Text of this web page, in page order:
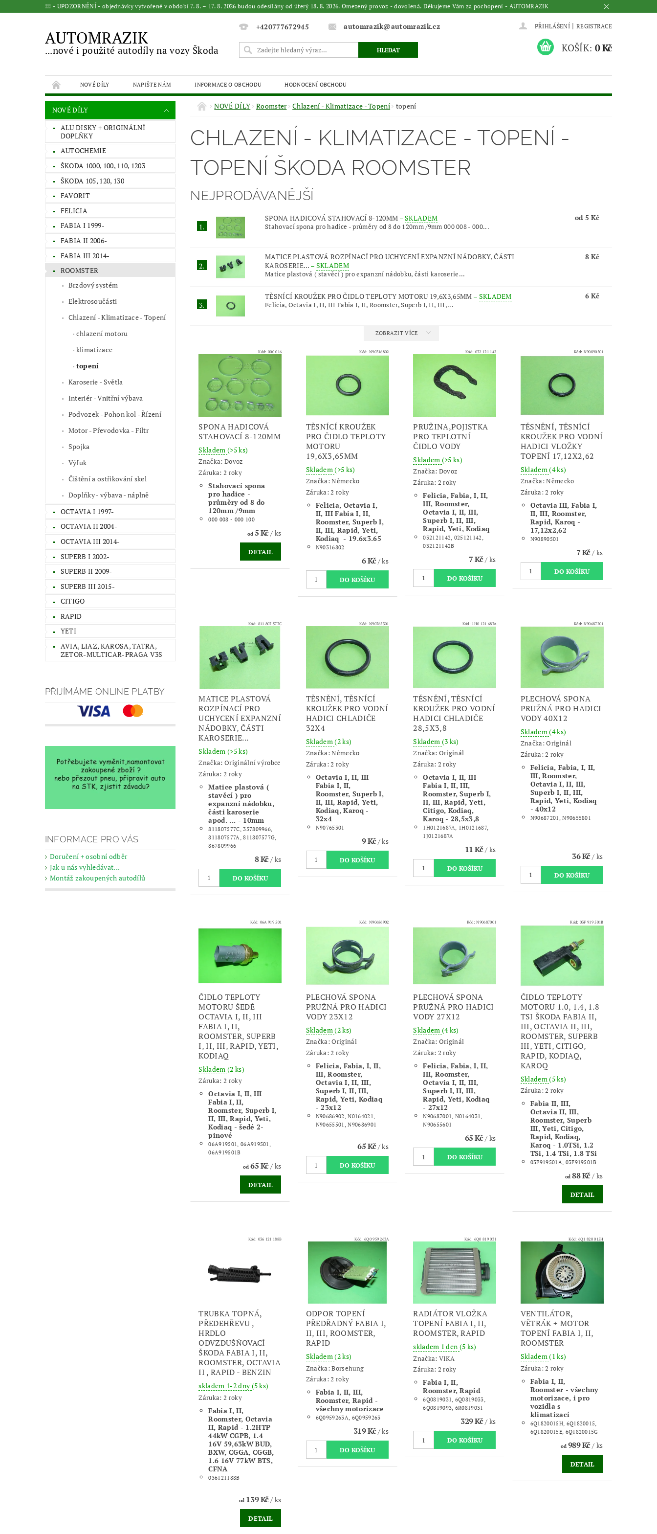
!!! - UPOZORNĚNÍ - objednávky vytvořené v období 7. 8. – 17. 8. 2026 budou odesílány od úterý 18. 8. 2026. Omezený provoz - dovolená. Děkujeme Vám za pochopení - AUTOMRAZIK
AUTOMRAZIK
...nové i použité autodíly na vozy Škoda
+420777672945 automrazik@automrazik.cz PŘIHLÁŠENÍ | REGISTRACE
KOŠÍK: 0 Kč
NOVÉ DÍLY NAPIŠTE NÁM INFORMACE O OBCHODU HODNOCENÍ OBCHODU
NOVÉ DÍLY
ALU DISKY + ORIGINÁLNÍ
DOPLŇKY
AUTOCHEMIE
ŠKODA 1000, 100, 110, 1203
ŠKODA 105, 120, 130
FAVORIT
FELICIA
FABIA I 1999-
FABIA II 2006-
FABIA III 2014-
ROOMSTER
Brzdový systém
Elektrosoučásti
Chlazení - Klimatizace - Topení
chlazení motoru
klimatizace
topení
Karoserie - Světla
Interiér - Vnitřní výbava
Podvozek - Pohon kol - Řízení
Motor - Převodovka - Filtr
Spojka
Výfuk
Čištění a ostřikování skel
Doplňky - výbava - náplně
OCTAVIA I 1997-
OCTAVIA II 2004-
OCTAVIA III 2014-
SUPERB I 2002-
SUPERB II 2009-
SUPERB III 2015-
CITIGO
RAPID
YETI
AVIA, LIAZ, KAROSA, TATRA,
ZETOR-MULTICAR-PRAGA V3S
PŘIJÍMÁME ONLINE PLATBY
INFORMACE PRO VÁS
Doručení + osobní odběr
Jak u nás vyhledávat...
Montáž zakoupených autodílů
NOVÉ DÍLY Roomster Chlazení - Klimatizace - Topení topení
CHLAZENÍ - KLIMATIZACE - TOPENÍ -
TOPENÍ ŠKODA ROOMSTER
NEJPRODÁVANĚJŠÍ
1.
SPONA HADICOVÁ STAHOVACÍ 8-120MM –SKLADEM
Stahovací spona pro hadice - průměry od 8 do 120mm /9mm 000 008 - 000...
od 5 Kč
2.
MATICE PLASTOVÁ ROZPÍNACÍ PRO UCHYCENÍ EXPANZNÍ NÁDOBKY, ČÁSTI
KAROSERIE... – SKLADEM
Matice plastová ( stavěcí ) pro expanzní nádobku, části karoserie...
8 Kč
3.
TĚSNÍCÍ KROUŽEK PRO ČIDLO TEPLOTY MOTORU 19,6X3,65MM – SKLADEM
Felicia, Octavia I, II, III Fabia I, II, Roomster, Superb I, II, III,...
6 Kč
ZOBRAZIT VÍCE
Kód:000 016
SPONA HADICOVÁ
STAHOVACÍ 8-120MM
Skladem (>5 ks)
Značka: Dovoz
Záruka: 2 roky
Stahovací spona
pro hadice -
průměry od 8 do
120mm /9mm
000 008 - 000 100
od5 Kč/ ks
DETAIL
Kód: N90316802
TĚSNÍCÍ KROUŽEK
PRO ČIDLO TEPLOTY
MOTORU
19,6X3,65MM
Skladem(>5 ks)
Značka:Německo
Záruka: 2 roky
Felicia, Octavia I,
II, III Fabia I, II,
Roomster, Superb I,
II, III, Rapid, Yeti,
Kodiaq - 19.6x3.65
N90316802
6 Kč/ ks
Kód: 032 121 142
PRUŽINA,POJISTKA
PRO TEPLOTNÍ
ČIDLO VODY
Skladem (>5 ks)
Značka: Dovoz
Záruka: 2 roky
Felicia, Fabia, I, II,
III, Roomster,
Octavia I, II, III,
Superb I, II, III,
Rapid, Yeti, Kodiaq
032121142, 025121142,
032121142B
7 Kč/ ks
Kód: N90890501
TĚSNĚNÍ, TĚSNÍCÍ
KROUŽEK PRO VODNÍ
HADICI VLOŽKY
TOPENÍ 17,12X2,62
Skladem(4 ks)
Značka:Německo
Záruka: 2 roky
Octavia III, Fabia I,
II, III, Roomster,
Rapid, Karoq -
17,12x2,62
N90890501
7 Kč/ ks
Kód: 811 807 577C
MATICE PLASTOVÁ
ROZPÍNACÍ PRO
UCHYCENÍ EXPANZNÍ
NÁDOBKY, ČÁSTI
KAROSERIE...
Skladem (>5 ks)
Značka: Originální výrobce
Záruka: 2 roky
Matice plastová (
stavěcí ) pro
expanzní nádobku,
části karoserie
apod. ... - 10mm
811807577C, 357809966,
811807577A, 811807577G,
867809966
8 Kč/ ks
Kód: N90765301
TĚSNĚNÍ, TĚSNÍCÍ
KROUŽEK PRO VODNÍ
HADICI CHLADIČE
32X4
Skladem(2 ks)
Značka:Německo
Záruka: 2 roky
Octavia I, II, III
Fabia I, II,
Roomster, Superb I,
II, III, Rapid, Yeti,
Kodiaq, Karoq -
32x4
N90765301
9 Kč/ ks
Kód: 1H0 121 687A
TĚSNĚNÍ, TĚSNÍCÍ
KROUŽEK PRO VODNÍ
HADICI CHLADIČE
28,5X3,8
Skladem (3 ks)
Značka: Originál
Záruka: 2 roky
Octavia I, II, III
Fabia I, II, III,
Roomster, Superb I,
II, III, Rapid, Yeti,
Citigo, Kodiaq,
Karoq - 28,5x3,8
1H0121687A, 1H0121687,
1J0121687A
11 Kč/ ks
Kód: N90687201
PLECHOVÁ SPONA
PRUŽNÁ PRO HADICI
VODY 40X12
Skladem(4 ks)
Značka:Originál
Záruka: 2 roky
Felicia, Fabia, I, II,
III, Roomster,
Octavia I, II, III,
Superb I, II, III,
Rapid, Yeti, Kodiaq
- 40x12
N90687201, N90655801
36 Kč/ ks
Kód: 06A 919 501
ČIDLO TEPLOTY
MOTORU ŠEDÉ
OCTAVIA I, II, III
FABIA I, II,
ROOMSTER, SUPERB
I, II, III, RAPID, YETI,
KODIAQ
Skladem (2 ks)
Záruka: 2 roky
Octavia I, II, III
Fabia I, II,
Roomster, Superb I,
II, III, Rapid, Yeti,
Kodiaq - šedé 2-
pinové
06A919501, 06A919501,
06A919501B
od65 Kč/ ks
DETAIL
Kód: N90686902
PLECHOVÁ SPONA
PRUŽNÁ PRO HADICI
VODY 23X12
Skladem(2 ks)
Značka:Originál
Záruka: 2 roky
Felicia, Fabia, I, II,
III, Roomster,
Octavia I, II, III,
Superb I, II, III,
Rapid, Yeti, Kodiaq
- 23x12
N90686902, N0164021,
N90655501, N90686901
65 Kč/ ks
Kód:N90687001
PLECHOVÁ SPONA
PRUŽNÁ PRO HADICI
VODY 27X12
Skladem (4 ks)
Značka: Originál
Záruka: 2 roky
Felicia, Fabia, I, II,
III, Roomster,
Octavia I, II, III,
Superb I, II, III,
Rapid, Yeti, Kodiaq
- 27x12
N90687001, N0164031,
N90655601
65 Kč/ ks
Kód: 03F 919 501B
ČIDLO TEPLOTY
MOTORU 1.0, 1.4, 1.8
TSI ŠKODA FABIA II,
III, OCTAVIA II, III,
ROOMSTER, SUPERB
III, YETI, CITIGO,
RAPID, KODIAQ,
KAROQ
Skladem(5 ks)
Záruka: 2 roky
Fabia II, III,
Octavia II, III,
Roomster, Superb
III, Yeti, Citigo,
Rapid, Kodiaq,
Karoq - 1.0TSi, 1.2
TSi, 1.4 TSi, 1.8 TSi
03F919501A, 03F919501B
od88 Kč/ ks
DETAIL
Kód: 036 121 188B
TRUBKA TOPNÁ,
PŘEDEHŘEVU ,
HRDLO
ODVZDUŠŇOVACÍ
ŠKODA FABIA I, II,
ROOMSTER, OCTAVIA
II , RAPID - BENZIN
skladem 1-2 dny (5 ks)
Záruka: 2 roky
Fabia I, II,
Roomster, Octavia
II, Rapid - 1.2HTP
44kW CGPB, 1.4
16V 59,63kW BUD,
BXW, CGGA, CGGB,
1.6 16V 77kW BTS,
CFNA
036121188B
od139 Kč/ ks
DETAIL
Kód: 6Q0 959 263A
ODPOR TOPENÍ
PŘEDŘADNÝ FABIA I,
II, III, ROOMSTER,
RAPID
Skladem(2 ks)
Značka:Borsehung
Záruka: 2 roky
Fabia I, II, III,
Roomster, Rapid -
všechny motorizace
6Q0959263A, 6Q0959263
319 Kč/ ks
Kód: 6Q0 819 031
RADIÁTOR VLOŽKA
TOPENÍ FABIA I, II,
ROOMSTER, RAPID
skladem 1 den (5 ks)
Značka: VIKA
Záruka: 2 roky
Fabia I, II,
Roomster, Rapid
6Q0819031, 6Q0819033,
6Q0819093, 6R0819031
329 Kč/ ks
Kód: 6Q1 820 015H
VENTILÁTOR,
VĚTRÁK + MOTOR
TOPENÍ FABIA I, II,
ROOMSTER
Skladem(1 ks)
Záruka: 2 roky
Fabia I, II,
Roomster - všechny
motorizace, i pro
vozidla s
klimatizací
6Q1820015H, 6Q1820015,
6Q1820015E, 6Q1820015G
od989 Kč/ ks
DETAIL